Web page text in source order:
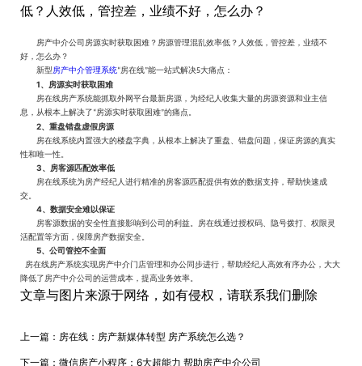
低？人效低，管控差，业绩不好，怎么办？
房产中介公司 房源实时获取困难？房源管理混乱效率低？人效低，管控差，业绩不
好，怎么办？
新型房产中介管理系统“房在线”能一站式解决5大痛点：
1、房源实时获取困难
房在线房产系统能抓取外网平台最新房源，为经纪人收集大量的房源资源和业主信
息，从根本上解决了“房源实时获取困难”的痛点。
2、 重盘错盘虚假房源
房在线系统内置强大的楼盘字典，从根本上解决了重盘、错盘问题，保证房源的真实
性和唯一性。
3、房客源匹配效率低
房在线系统为房产经纪人进行精准的房客源匹配提供有效的数据支持，帮助快速成
交。
4、数据安全难以保证
房客源数据的安全性直接影响到公司的利益。房在线通过授权码、隐号拨打、权限灵
活配置等方面，保障房产数据安全。
5、 公司管控不全面
房在线房产系统实现房产中介门店管理和办公同步进行，帮助经纪人高效有序办公，大大
降低了房产中介公司的运营成本，提高业务效率。
文章与图片来源于网络，如有侵权，请联系我们删除
上一篇： 房在线：房产新媒体转型 房产系统怎么选？
下一篇： 微信房产小程序：6大超能力 帮助房产中介公司